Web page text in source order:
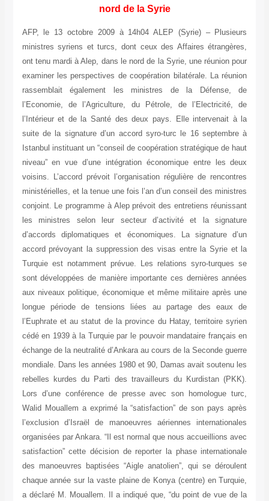
nord de la Syrie
AFP, le 13 octobre 2009 à 14h04 ALEP (Syrie) – Plusieurs
ministres syriens et turcs, dont ceux des Affaires étrangères,
ont tenu mardi à Alep, dans le nord de la Syrie, une réunion pour
examiner les perspectives de coopération bilatérale. La réunion
rassemblait également les ministres de la Défense, de
l’Economie, de l’Agriculture, du Pétrole, de l’Electricité, de
l’Intérieur et de la Santé des deux pays. Elle intervenait à la
suite de la signature d’un accord syro-turc le 16 septembre à
Istanbul instituant un “conseil de coopération stratégique de haut
niveau” en vue d’une intégration économique entre les deux
voisins. L’accord prévoit l’organisation régulière de rencontres
ministérielles, et la tenue une fois l’an d’un conseil des ministres
conjoint. Le programme à Alep prévoit des entretiens réunissant
les ministres selon leur secteur d’activité et la signature
d’accords diplomatiques et économiques. La signature d’un
accord prévoyant la suppression des visas entre la Syrie et la
Turquie est notamment prévue. Les relations syro-turques se
sont développées de manière importante ces dernières années
aux niveaux politique, économique et même militaire après une
longue période de tensions liées au partage des eaux de
l’Euphrate et au statut de la province du Hatay, territoire syrien
cédé en 1939 à la Turquie par le pouvoir mandataire français en
échange de la neutralité d’Ankara au cours de la Seconde guerre
mondiale. Dans les années 1980 et 90, Damas avait soutenu les
rebelles kurdes du Parti des travailleurs du Kurdistan (PKK).
Lors d’une conférence de presse avec son homologue turc,
Walid Mouallem a exprimé la “satisfaction” de son pays après
l’exclusion d’Israël de manoeuvres aériennes internationales
organisées par Ankara. “Il est normal que nous accueillions avec
satisfaction” cette décision de reporter la phase internationale
des manoeuvres baptisées “Aigle anatolien”, qui se déroulent
chaque année sur la vaste plaine de Konya (centre) en Turquie,
a déclaré M. Mouallem. Il a indiqué que, “du point de vue de la